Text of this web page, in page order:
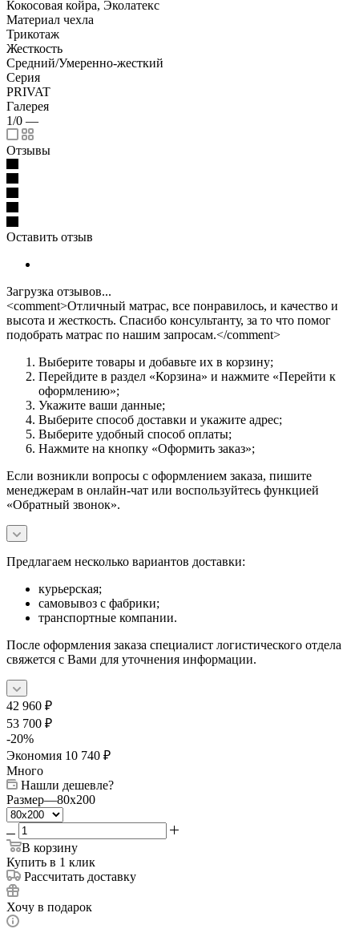
Кокосовая койра, Эколатекс
Материал чехла
Трикотаж
Жесткость
Средний/Умеренно-жесткий
Серия
PRIVAT
Галерея
1/0 —
Отзывы
Оставить отзыв
Загрузка отзывов...
<comment>Отличный матрас, все понравилось, и качество и
высота и жесткость. Спасибо консультанту, за то что помог
подобрать матрас по нашим запросам.</comment>
Выберите товары и добавьте их в корзину;
Перейдите в раздел «Корзина» и нажмите «Перейти к
оформлению»;
Укажите ваши данные;
Выберите способ доставки и укажите адрес;
Выберите удобный способ оплаты;
Нажмите на кнопку «Оформить заказ»;
Если возникли вопросы с оформлением заказа, пишите
менеджерам в онлайн-чат или воспользуйтесь функцией
«Обратный звонок».
Предлагаем несколько вариантов доставки:
курьерская;
самовывоз с фабрики;
транспортные компании.
После оформления заказа специалист логистического отдела
свяжется с Вами для уточнения информации.
42 960 ₽
53 700 ₽
-20%
Экономия 10 740 ₽
Много
Нашли дешевле?
Размер—80x200
В корзину
Купить в 1 клик
Рассчитать доставку
Хочу в подарок